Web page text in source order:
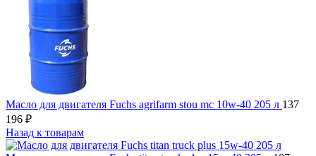
Масло для двигателя Fuchs agrifarm stou mc 10w-40 205 л 137
196 ₽
Назад к товарам